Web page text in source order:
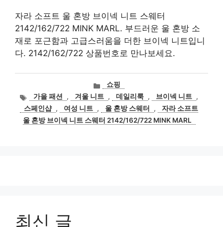
자라 소프트 울 혼방 브이넥 니트 스웨터
2142/162/722 MINK MARL. 부드러운 울 혼방 소
재로 포근함과 고급스러움을 더한 브이넥 니트입니
다. 2142/162/722 상품번호로 만나보세요.
카
테
고
리
쇼핑
태
그
가을 패션 , 겨울 니트 , 데일리룩 , 브이넥 니트 ,
스페인샵 , 여성 니트 , 울 혼방 스웨터 ,
자라 소프트
울 혼방 브이넥 니트 스웨터 2142/162/722 MINK MARL
최신 글